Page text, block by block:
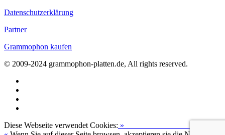
Datenschutzerklärung
Partner
Grammophon kaufen
© 2009-2024 grammophon-platten.de, All rights reserved.
Diese Webseite verwendet Cookies: »